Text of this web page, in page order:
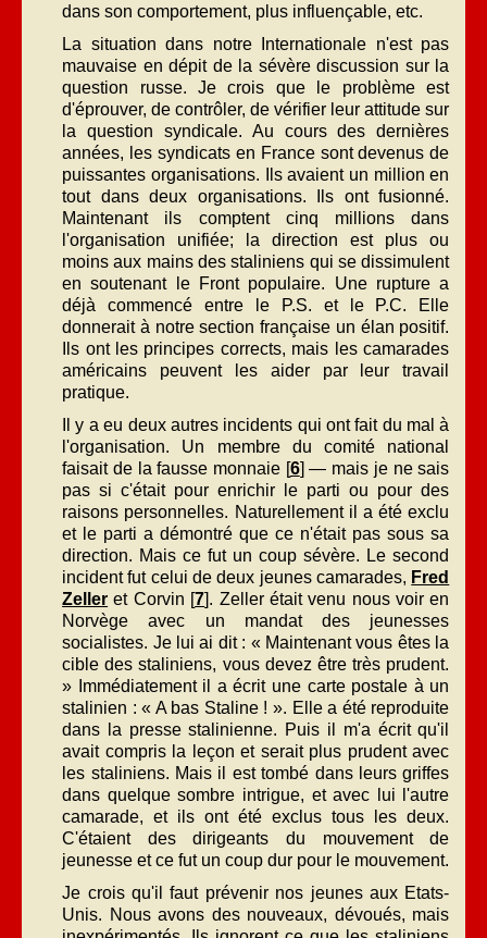
dans son comportement, plus influençable, etc.
La situation dans notre Internationale n'est pas
mauvaise en dépit de la sévère discussion sur la
question russe. Je crois que le problème est
d'éprouver, de contrôler, de vérifier leur attitude sur
la question syndicale. Au cours des dernières
années, les syndicats en France sont devenus de
puissantes organisations. Ils avaient un million en
tout dans deux organisations. Ils ont fusionné.
Maintenant ils comptent cinq millions dans
l'organisation unifiée; la direction est plus ou
moins aux mains des staliniens qui se dissimulent
en soutenant le Front populaire. Une rupture a
déjà commencé entre le P.S. et le P.C. Elle
donnerait à notre section française un élan positif.
Ils ont les principes corrects, mais les camarades
américains peuvent les aider par leur travail
pratique.
Il y a eu deux autres incidents qui ont fait du mal à
l'organisation. Un membre du comité national
faisait de la fausse monnaie [6] — mais je ne sais
pas si c'était pour enrichir le parti ou pour des
raisons personnelles. Naturellement il a été exclu
et le parti a démontré que ce n'était pas sous sa
direction. Mais ce fut un coup sévère. Le second
incident fut celui de deux jeunes camarades, Fred
Zeller et Corvin [7]. Zeller était venu nous voir en
Norvège avec un mandat des jeunesses
socialistes. Je lui ai dit : « Maintenant vous êtes la
cible des staliniens, vous devez être très prudent.
» Immédiatement il a écrit une carte postale à un
stalinien : « A bas Staline ! ». Elle a été reproduite
dans la presse stalinienne. Puis il m'a écrit qu'il
avait compris la leçon et serait plus prudent avec
les staliniens. Mais il est tombé dans leurs griffes
dans quelque sombre intrigue, et avec lui l'autre
camarade, et ils ont été exclus tous les deux.
C'étaient des dirigeants du mouvement de
jeunesse et ce fut un coup dur pour le mouvement.
Je crois qu'il faut prévenir nos jeunes aux Etats-
Unis. Nous avons des nouveaux, dévoués, mais